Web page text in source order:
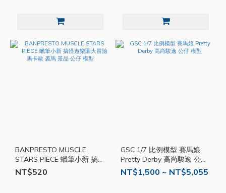
BANPRESTO MUSCLE
STARS PIECE 蠟筆小新 搞怪
遊樂園大冒險 馬卡歐 裘馬
景品 公仔 模型
NT$520
GSC 1/7 比例模型 賽馬娘
Pretty Derby 高尚駿逸 公仔
模型
NT$1,500 ~ NT$5,055